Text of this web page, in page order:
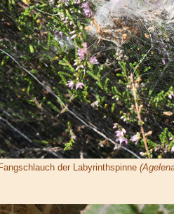
der Labyrinthspinne